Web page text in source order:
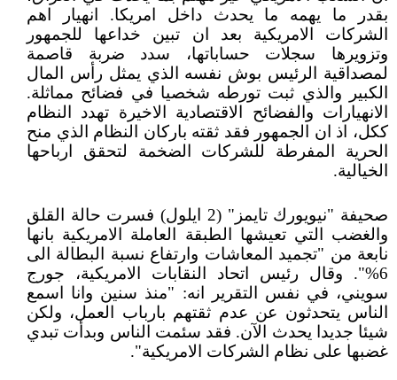
بقدر ما يهمه ما يحدث داخل امريكا. انهيار اهم
الشركات الامريكية بعد ان تبين خداعها للجمهور
وتزويرها سجلات حساباتها، سدد ضربة قاصمة
لمصداقية الرئيس بوش نفسه الذي يمثل رأس المال
الكبير والذي ثبت تورطه شخصيا في فضائح مماثلة.
الانهيارات والفضائح الاقتصادية الاخيرة تهدد النظام
ككل، اذ ان الجمهور فقد ثقته باركان النظام الذي منح
الحرية المفرطة للشركات الضخمة لتحقق ارباحها
الخيالية.
صحيفة "نيويورك تايمز" (2 ايلول) فسرت حالة القلق
والغضب التي تعيشها الطبقة العاملة الامريكية بانها
نابعة من "تجميد المعاشات وارتفاع نسبة البطالة الى
6%". وقال رئيس اتحاد النقابات الامريكية، جورج
سويني، في نفس التقرير انه: "منذ سنين وانا اسمع
الناس يتحدثون عن عدم ثقتهم بارباب العمل، ولكن
شيئا جديدا يحدث الآن. فقد سئمت الناس وبدأت تبدي
غضبها على نظام الشركات الامريكية".